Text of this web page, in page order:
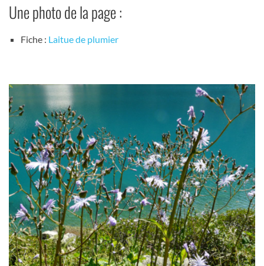
Une photo de la page :
Fiche : Laitue de plumier